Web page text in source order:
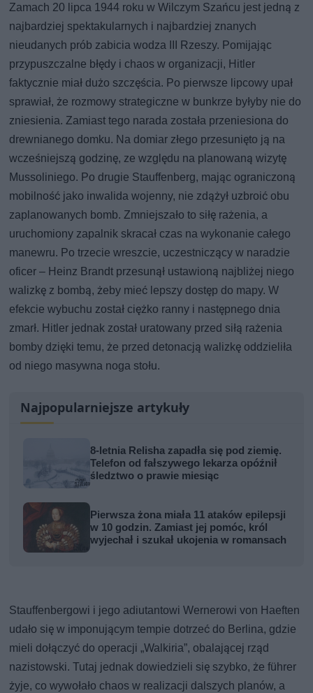
Zamach 20 lipca 1944 roku w Wilczym Szańcu jest jedną z
najbardziej spektakularnych i najbardziej znanych
nieudanych prób zabicia wodza III Rzeszy. Pomijając
przypuszczalne błędy i chaos w organizacji, Hitler
faktycznie miał dużo szczęścia. Po pierwsze lipcowy upał
sprawiał, że rozmowy strategiczne w bunkrze byłyby nie do
zniesienia. Zamiast tego narada została przeniesiona do
drewnianego domku. Na domiar złego przesunięto ją na
wcześniejszą godzinę, ze względu na planowaną wizytę
Mussoliniego. Po drugie Stauffenberg, mając ograniczoną
mobilność jako inwalida wojenny, nie zdążył uzbroić obu
zaplanowanych bomb. Zmniejszało to siłę rażenia, a
uruchomiony zapalnik skracał czas na wykonanie całego
manewru. Po trzecie wreszcie, uczestniczący w naradzie
oficer – Heinz Brandt przesunął ustawioną najbliżej niego
walizkę z bombą, żeby mieć lepszy dostęp do mapy. W
efekcie wybuchu został ciężko ranny i następnego dnia
zmarł. Hitler jednak został uratowany przed siłą rażenia
bomby dzięki temu, że przed detonacją walizkę oddzieliła
od niego masywna noga stołu.
Najpopularniejsze artykuły
8-letnia Relisha zapadła się pod ziemię.
Telefon od fałszywego lekarza opóźnił
śledztwo o prawie miesiąc
Pierwsza żona miała 11 ataków epilepsji
w 10 godzin. Zamiast jej pomóc, król
wyjechał i szukał ukojenia w romansach
Stauffenbergowi i jego adiutantowi Wernerowi von Haeften
udało się w imponującym tempie dotrzeć do Berlina, gdzie
mieli dołączyć do operacji „Walkiria”, obalającej rząd
nazistowski. Tutaj jednak dowiedzieli się szybko, że führer
żyje, co wywołało chaos w realizacji dalszych planów, a